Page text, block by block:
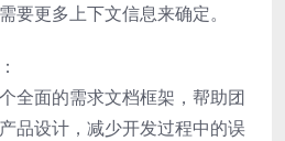
要更多上下文信息来确定。
全面的需求文档框架，帮助团
品设计，减少开发过程中的误